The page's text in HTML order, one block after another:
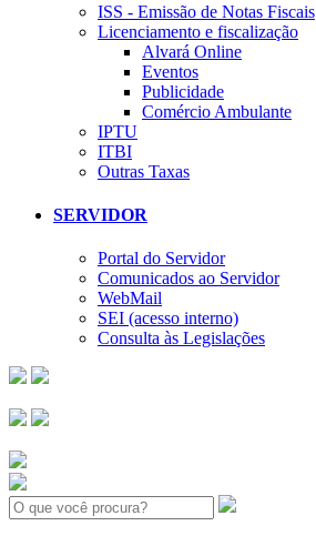
ISS - Emissão de Notas Fiscais
Licenciamento e fiscalização
Alvará Online
Eventos
Publicidade
Comércio Ambulante
IPTU
ITBI
Outras Taxas
SERVIDOR
Portal do Servidor
Comunicados ao Servidor
WebMail
SEI (acesso interno)
Consulta às Legislações
Search: